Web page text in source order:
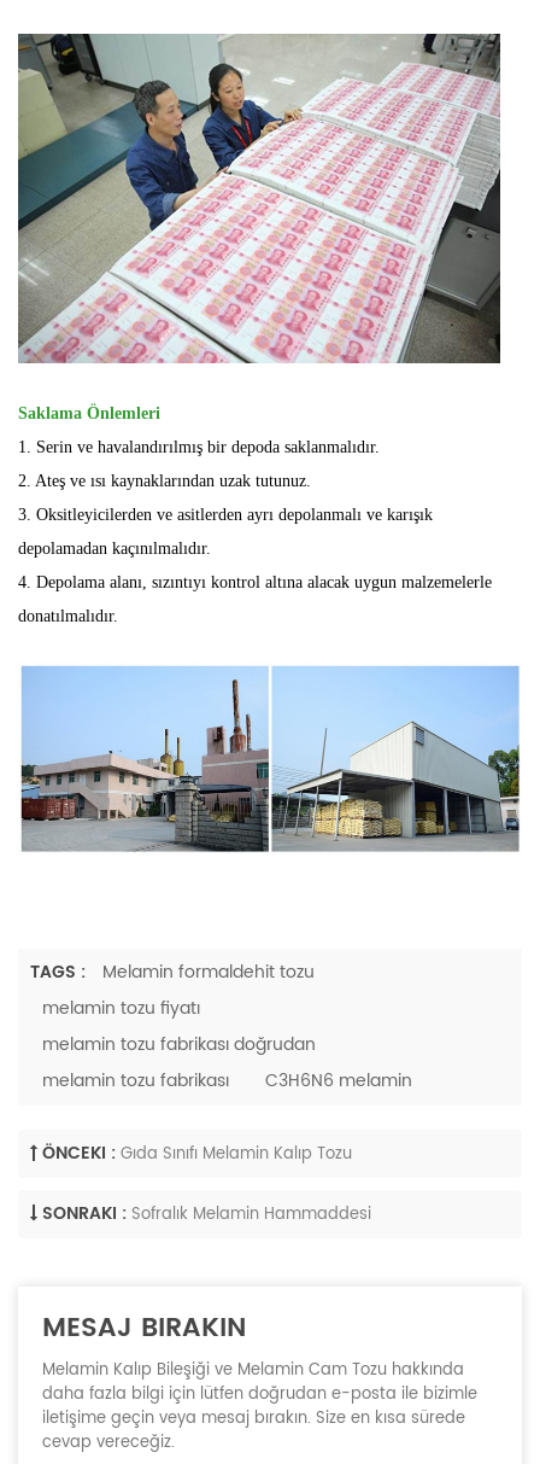
Saklama Önlemleri
1. Serin ve havalandırılmış bir depoda saklanmalıdır.
2. Ateş ve ısı kaynaklarından uzak tutunuz.
3. Oksitleyicilerden ve asitlerden ayrı depolanmalı ve karışık
depolamadan kaçınılmalıdır.
4. Depolama alanı, sızıntıyı kontrol altına alacak uygun malzemelerle
donatılmalıdır.
TAGS :
Melamin formaldehit tozu
melamin tozu fiyatı
melamin tozu fabrikası doğrudan
melamin tozu fabrikası
C3H6N6 melamin
ÖNCEKI :Gıda Sınıfı Melamin Kalıp Tozu
SONRAKI : Sofralık Melamin Hammaddesi
MESAJ BIRAKIN
Melamin Kalıp Bileşiği ve Melamin Cam Tozu hakkında
daha fazla bilgi için lütfen doğrudan e-posta ile bizimle
iletişime geçin veya mesaj bırakın. Size en kısa sürede
cevap vereceğiz.